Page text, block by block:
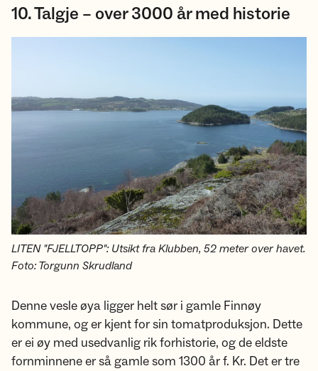
10. Talgje – over 3000 år med historie
LITEN "FJELLTOPP": Utsikt fra Klubben, 52 meter over havet.
Foto: Torgunn Skrudland
Denne vesle øya ligger helt sør i gamle Finnøy
kommune, og er kjent for sin tomatproduksjon. Dette
er ei øy med usedvanlig rik forhistorie, og de eldste
fornminnene er så gamle som 1300 år f. Kr. Det er tre